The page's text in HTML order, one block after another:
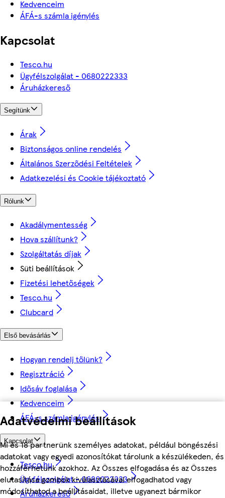
Adatvédelmi beállítások
Mi és 18 partnerünk személyes adatokat, például böngészési
adatokat vagy egyedi azonosítókat tárolunk a készülékeden, és
hozzáférhetünk azokhoz. Az Összes elfogadása és az Összes
elutasítása gombok kiválasztásával elfogadhatod vagy
módosíthatod a beállításaidat, illetve ugyanezt bármikor
Kedvenceim
ÁFÁ-s számla igénylés
Kapcsolat
Tesco.hu
Ügyfélszolgálat - 0680222333
Áruházkereső
Segítünk
Árak
Biztonságos online rendelés
Általános Szerződési Feltételek
Adatkezelési és Cookie tájékoztató
Rólunk
Akadálymentesség
Hova szállítunk?
Szolgáltatás díjak
Süti beállítások
Fizetési lehetőségek
Tesco.hu
Clubcard
Első bevásárlás
Hogyan rendelj tőlünk?
Regisztráció
Idősáv foglalása
Kedvenceim
ÁFÁ-s számla igénylés
Kapcsolat
Tesco.hu
Ügyfélszolgálat - 0680222333
Áruházkereső